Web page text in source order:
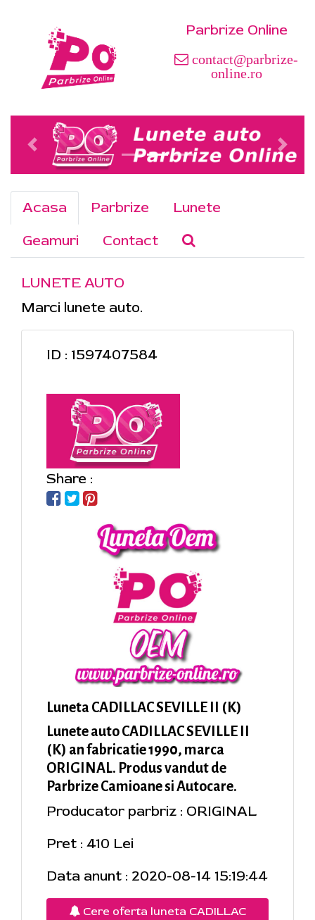
Parbrize Online
contact@parbrize-
online.ro
Acasa Parbrize
Lunete
Geamuri
Contact
LUNETE AUTO
Marci lunete auto.
ID : 1597407584
Share :
Luneta CADILLAC SEVILLE II (K)
Lunete auto CADILLAC SEVILLE II
(K) an fabricatie 1990, marca
ORIGINAL. Produs vandut de
Parbrize Camioane si Autocare.
Producator parbriz : ORIGINAL
Pret : 410 Lei
Data anunt : 2020-08-14 15:19:44
Cere oferta luneta CADILLAC